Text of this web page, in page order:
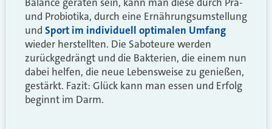
und Probiotika, durch eine Ernährungsumstellung
und Sport im individuell optimalen Umfang
wieder herstellten. Die Saboteure werden
zurückgedrängt und die Bakterien, die einem nun
dabei helfen, die neue Lebensweise zu genießen,
gestärkt. Fazit: Glück kann man essen und Erfolg
beginnt im Darm.